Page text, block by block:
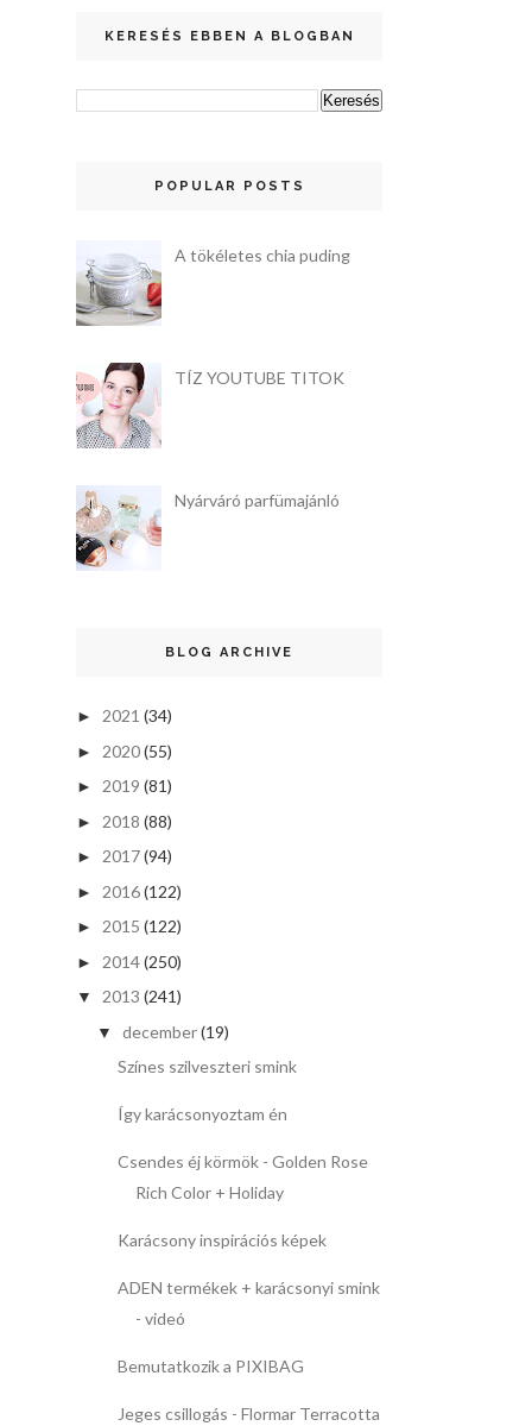
KERESÉS EBBEN A BLOGBAN
POPULAR POSTS
A tökéletes chia puding
TÍZ YOUTUBE TITOK
Nyárváró parfümajánló
BLOG ARCHIVE
► 2021 (34)
► 2020(55)
► 2019 (81)
► 2018 (88)
► 2017(94)
► 2016(122)
► 2015 (122)
► 2014(250)
▼ 2013 (241)
▼ december(19)
Színes szilveszteri smink
Így karácsonyoztam én
Csendes éj körmök - Golden Rose
Rich Color + Holiday
Karácsony inspirációs képek
ADEN termékek + karácsonyi smink
- videó
Bemutatkozik a PIXIBAG
Jeges csillogás - Flormar Terracotta